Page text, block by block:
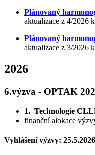
Plánovaný
aktualizace z 4/2026
Plánovaný
aktualizace z 3/2026
2026
6.výzva - OPTAK
1. Technologie
finanční alokace
Vyhlášení výzvy: 25.5.2026